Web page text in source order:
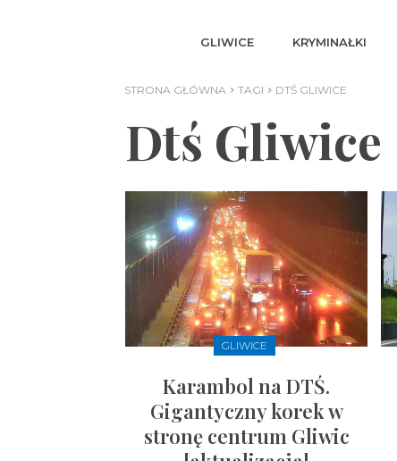
GLIWICE KRYMINAŁKI
STRONA GŁÓWNA TAGI DTŚ GLIWICE
Dtś Gliwice
GLIWICE
Karambol na DTŚ.
Gigantyczny korek w
stronę centrum Gliwic